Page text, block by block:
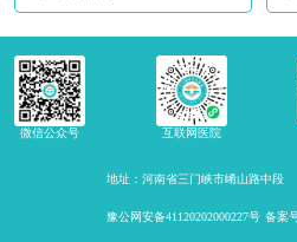
微信公众号 互联网医院
地址：河南省三门峡市崤山路中段
豫公网安备41120202000227号 备案